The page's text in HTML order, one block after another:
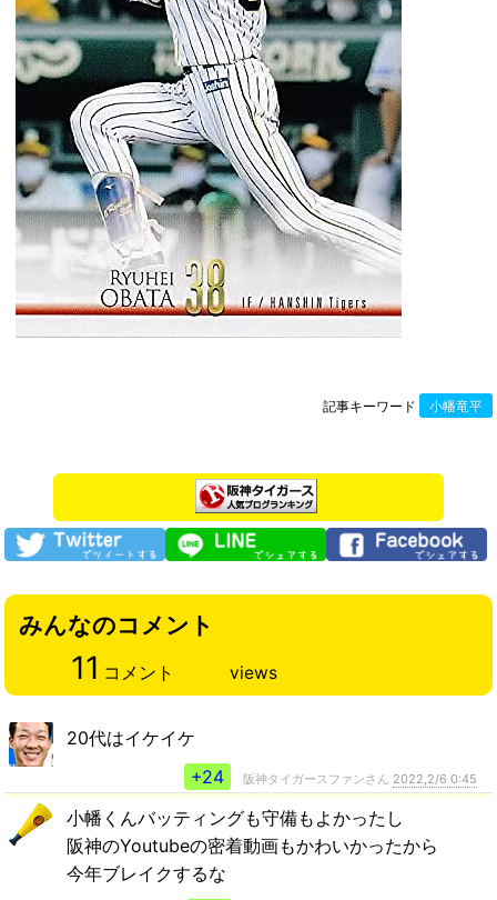
記事キーワード 小幡竜平
みんなのコメント
11 コメント views
20代はイケイケ
+24
阪神タイガースファンさん 2022,2/6 0:45
小幡くんバッティングも守備もよかったし
阪神のYoutubeの密着動画もかわいかったから
今年ブレイクするな